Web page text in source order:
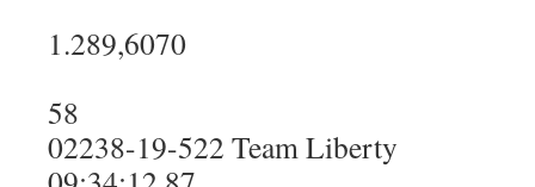
1.289,6070
58
02238-19-522 Team Liberty